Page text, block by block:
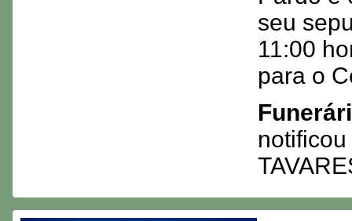
seu
11:00
para o